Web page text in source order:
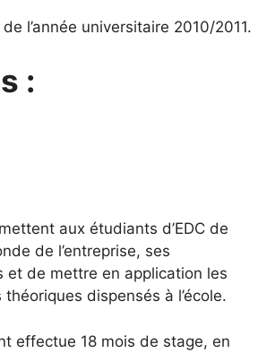
l’année universitaire 2010/2011.
:
aux étudiants d’EDC de
de l’entreprise, ses
et de mettre en application les
dispensés à l’école.
effectue 18 mois de stage, en